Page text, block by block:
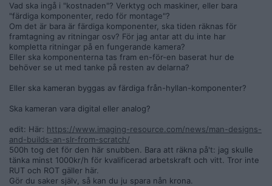
Vad ska ingå i "kostnaden"? Verktyg och maskiner, eller bara
"färdiga komponenter, redo för montage"?
Om det är bara är färdiga komponenter, ska tiden räknas för
framtagning av ritningar osv? För jag antar att du inte har
kompletta ritningar på en fungerande kamera?
Eller ska komponenterna tas fram en-för-en baserat hur de
behöver se ut med tanke på resten av delarna?
Eller ska kameran byggas av färdiga från-hyllan-komponenter?
Ska kameran vara digital eller analog?
edit: Här: https://www.imaging-resource.com/news/man-designs-
and-builds-an-slr-from-scratch/
500h tog det för den här snubben. Bara att räkna på't: jag skulle
tänka minst 1000kr/h för kvalificerad arbetskraft och vitt. Tror inte
RUT och ROT gäller här.
Gör du saker själv, så kan du ju spara nån krona.